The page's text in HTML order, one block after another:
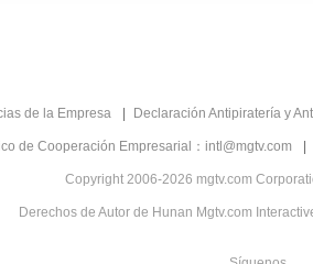
de la Empresa Declaración Antipiratería y
de Cooperación Empresarial：intl@mgtv.com
Copyright 2006-2026 mgtv.com
Derechos de Autor de Hunan Mgtv.com